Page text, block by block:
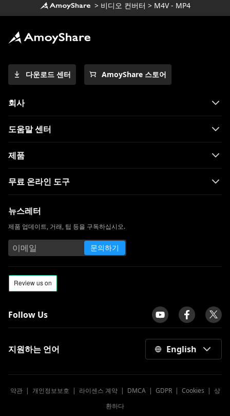
> 비디오 컨버터 > M4V - MP4
다운로드 센터 AmoyShare 스토어
회사
도움말 센터
제품
무료 온라인 도구
뉴스레터
제품 업데이트, 거래, 팁 등을 구독하십시오.
문의하기
Follow Us
지원하는 언어 English
약관| 개인정보보호 | 라이센스 계약| DMCA| GDPR| Cookies | 상
환하다